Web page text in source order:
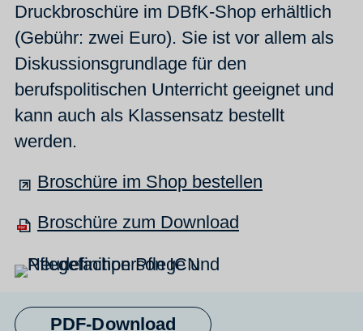
Druckbroschüre im DBfK-Shop erhältlich
(Gebühr: zwei Euro). Sie ist vor allem als
Diskussionsgrundlage für den
berufspolitischen Unterricht geeignet und
kann auch als Klassensatz bestellt
werden.
Broschüre im Shop bestellen
Broschüre zum Download
PDF-Download